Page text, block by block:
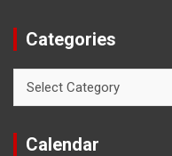
Categories
Calendar